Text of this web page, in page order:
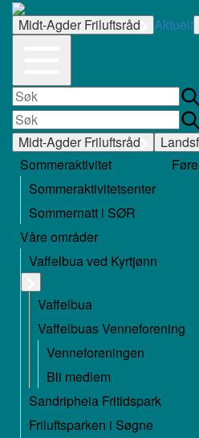
Midt-Agder Friluftsråd Aktuelt
Midt-Agder Friluftsråd
Sommeraktivitet
Sommeraktivitetsenter
Sommernatt i SØR
Våre områder
Vaffelbua ved Kyrtjønn
Vaffelbua
Vaffelbuas Venneforening
Venneforeningen
Bli medlem
Sandripheia Fritidspark
Friluftsparken i Søgne